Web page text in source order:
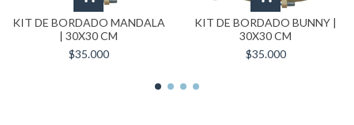
KIT DE BORDADO MANDALA
| 30X30 CM
$35.000
KIT DE BORDADO BUNNY |
30X30 CM
$35.000